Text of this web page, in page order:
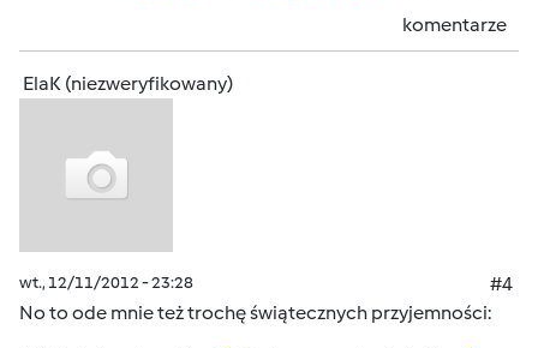
komentarze
ElaK (niezweryfikowany)
wt., 12/11/2012 - 23:28
#4
No to ode mnie też trochę świątecznych przyjemności: